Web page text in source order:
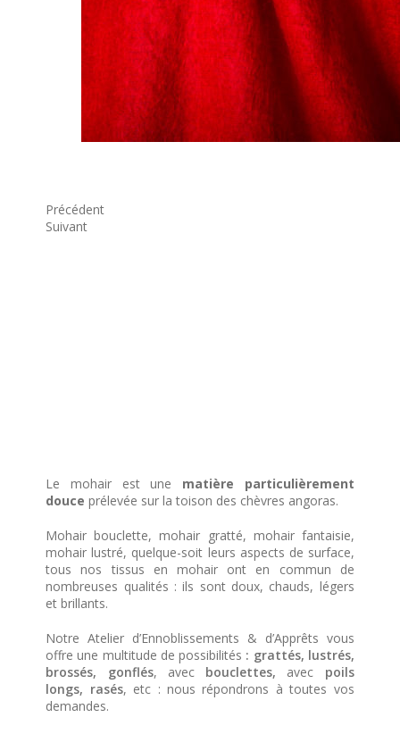
Précédent
Suivant
Le mohair est une matière particulièrement
douce prélevée sur la toison des chèvres angoras.
Mohair bouclette, mohair gratté, mohair fantaisie,
mohair lustré, quelque-soit leurs aspects de surface,
tous nos tissus en mohair ont en commun de
nombreuses qualités : ils sont doux, chauds, légers
et brillants.
Notre Atelier d’Ennoblissements & d’Apprêts vous
offre une multitude de possibilités : grattés, lustrés,
brossés, gonflés, avecbouclettes, avec poils
longs, rasés, etc : nous répondrons à toutes vos
demandes.